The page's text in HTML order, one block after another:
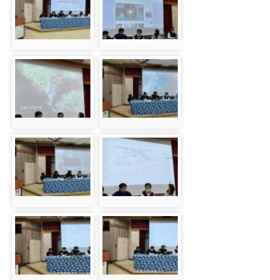
photo-865
photo-866
photo-867
photo-868
photo-869
photo-870